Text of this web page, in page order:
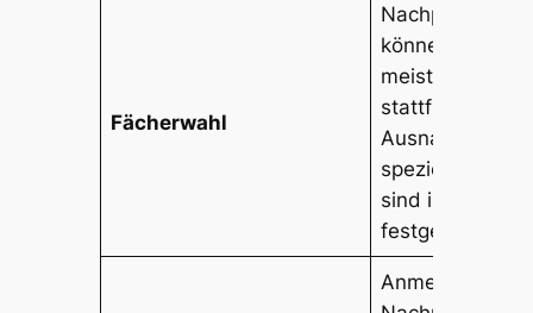
Fächerwahl
Nachprüfungen
können in den
meisten
stattfinden.
Ausnahmen
spezielle
sind in der
festgelegt.
Anmeldung zur